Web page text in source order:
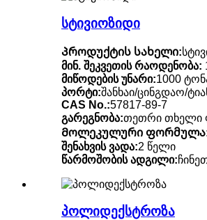
სტივიოზიდი
Პროდუქტის სახელი:
მინ. შეკვეთის რაოდენობა:
მიწოდების უნარი:1000
პორტი:შანხაი/ცინგდაო/
CAS No.:57817-89-7
გარეგნობა:თეთრი თხელი
Მოლეკულური
შენახვის ვადა:2 წელი
წარმოშობის ადგილი:
პოლიდექსტროზა